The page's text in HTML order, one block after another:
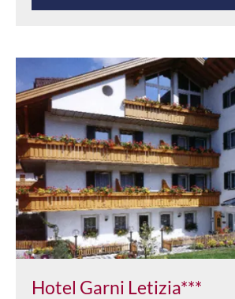
Hotel Garni Letizia***